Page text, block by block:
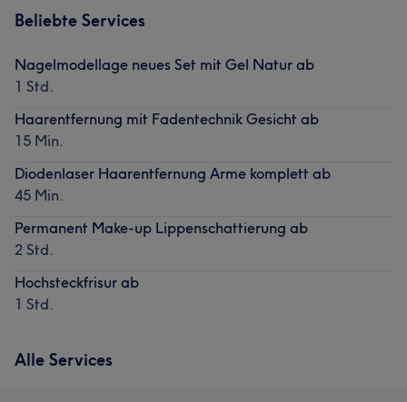
Beliebte Services
Nagelmodellage neues Set mit Gel Natur ab
1 Std.
Haarentfernung mit Fadentechnik Gesicht ab
15 Min.
Diodenlaser Haarentfernung Arme komplett ab
45 Min.
Permanent Make-up Lippenschattierung ab
2 Std.
Hochsteckfrisur ab
1 Std.
Alle Services